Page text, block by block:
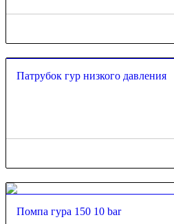
Патрубок гур низкого давления
Помпа гура 150 10 bar